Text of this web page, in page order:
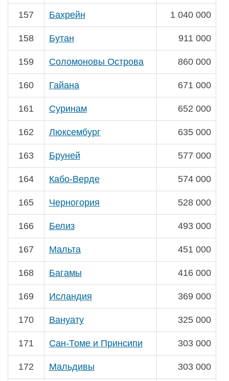
157 Бахрейн 1 040 000
158 Бутан 911 000
159 Соломоновы Острова 860 000
160 Гайана 671 000
161 Суринам 652 000
162 Люксембург 635 000
163 Бруней 577 000
164 Кабо-Верде 574 000
165 Черногория 528 000
166 Белиз 493 000
167 Мальта 451 000
168 Багамы 416 000
169 Исландия 369 000
170 Вануату 325 000
171 Сан-Томе и Принсипи 303 000
172 Мальдивы 303 000